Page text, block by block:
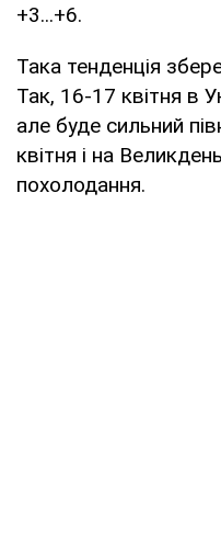
+3...+6.
Така тенденція
Так, 16-17 квітня в
але буде сильний
квітня і на
похолодання.